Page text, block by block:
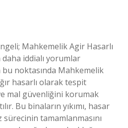
Mahkemelik Agir Hasarlı
iddialı yorumlar
bu noktasında Mahkemelik
hasarlı olarak tespit
mal güvenliğini korumak
Bu binaların yıkımı, hasar
tamamlanmasını